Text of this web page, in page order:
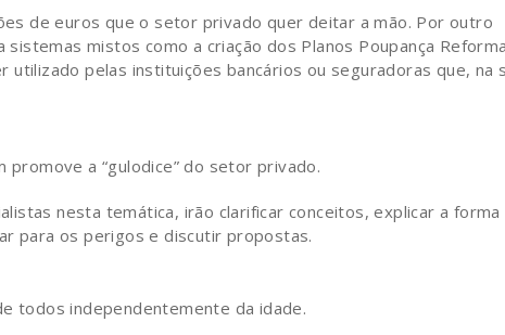
de euros que o setor privado quer deitar a mão. Por outro
mistos como a criação dos Planos Poupança Reforma
pelas instituições bancários ou seguradoras que, na
a “gulodice” do setor privado.
nesta temática, irão clarificar conceitos, explicar a forma
para os perigos e discutir propostas.
todos independentemente da idade.